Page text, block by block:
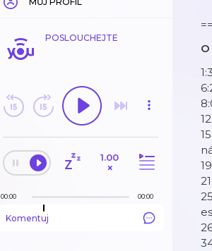
POSLOUCHEJTE
1.00
×
00:00 00:00
Komentuj